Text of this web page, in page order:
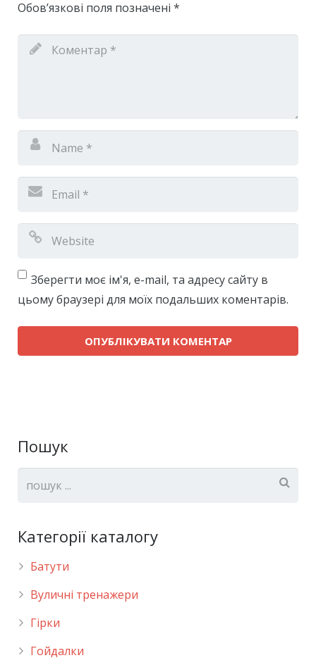
Обов’язкові поля позначені *
Зберегти моє ім'я, e-mail, та адресу сайту в
цьому браузері для моїх подальших коментарів.
Пошук
Категорії каталогу
Батути
Вуличні тренажери
Гірки
Гойдалки